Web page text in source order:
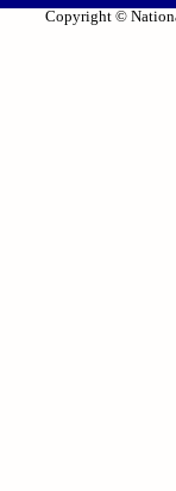
Copyright ©